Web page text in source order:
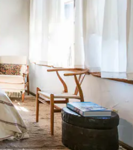
omhoog en omlaag, óf door te